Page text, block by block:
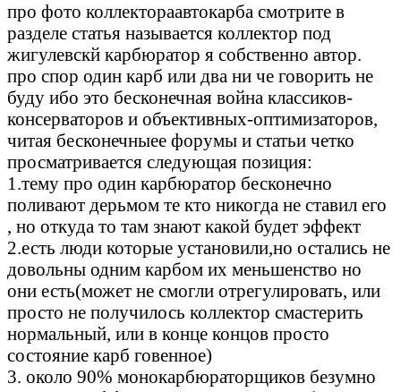
про фото коллектораавтокарба смотрите в
разделе статья называется коллектор под
жигулевскй карбюратор я собственно автор.
про спор один карб или два ни че говорить не
буду ибо это бесконечная война классиков-
консерваторов и объективных-оптимизаторов,
читая бесконечныее форумы и статьи четко
просматривается следующая позиция:
1.тему про один карбюратор бесконечно
поливают дерьмом те кто никогда не ставил его
, но откуда то там знают какой будет эффект
2.есть люди которые установили,но остались не
довольны одним карбом их меньшенство но
они есть(может не смогли отрегулировать, или
просто не получилось коллектор смастерить
нормальный, или в конце концов просто
состояние карб говенное)
3. около 90% монокарбюраторщиков безумно